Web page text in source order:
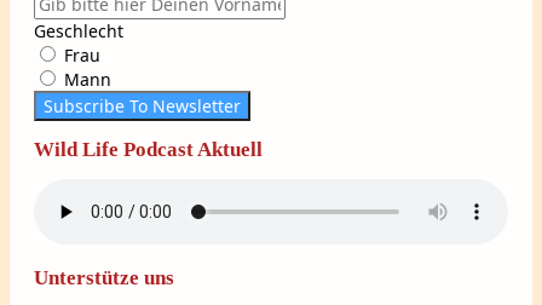
Geschlecht
Frau
Mann
Subscribe To Newsletter
Wild Life Podcast Aktuell
Unterstütze uns